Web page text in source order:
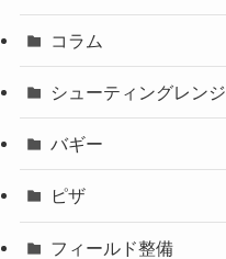
コラム
シューティングレンジ
バギー
ピザ
フィールド整備